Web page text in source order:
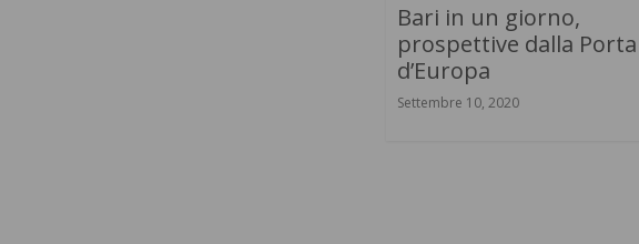
Bari in un giorno,
prospettive dalla Porta
d’Europa
Settembre 10, 2020